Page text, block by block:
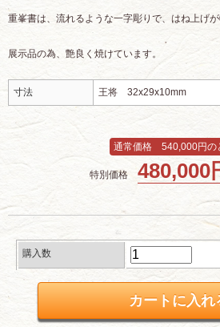
重峯書は、流れるような一字彫りで、はね上げが
展示品の為、艶良く焼けています。
寸法 王将 32x29x10mm
通常価格 540,000円の
特別価格 480,000
購入数